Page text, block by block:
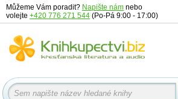
Můžeme Vám poradit? Napište nám nebo
volejte +420 776 271 544 (Po-Pá 9:00 - 17:00)